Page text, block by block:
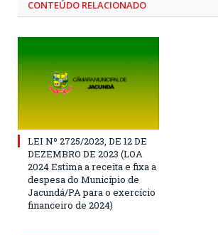
CONTEÚDO RELACIONADO
LEI Nº 2725/2023, DE 12 DE
DEZEMBRO DE 2023 (LOA
2024 Estima a receita e fixa a
despesa do Município de
Jacundá/PA para o exercício
financeiro de 2024)